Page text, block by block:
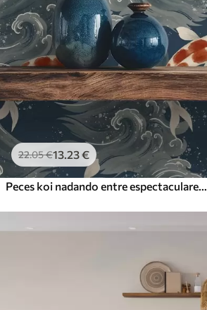
22.05€13.23€
Peces koi nadando entre espectaculares olas oceánicas